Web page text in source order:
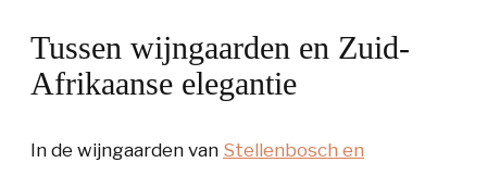
Tussen wijngaarden en Zuid-
Afrikaanse elegantie
In de wijngaarden van Stellenbosch en